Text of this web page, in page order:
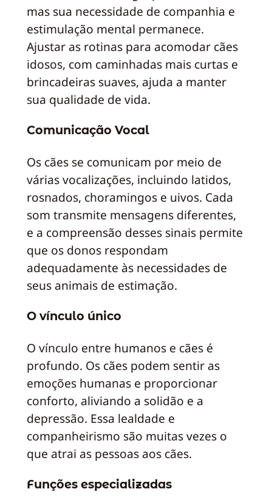
mas sua necessidade de companhia e
estimulação mental permanece.
Ajustar as rotinas para acomodar cães
idosos, com caminhadas mais curtas e
brincadeiras suaves, ajuda a manter
sua qualidade de vida.
Comunicação Vocal
Os cães se comunicam por meio de
várias vocalizações, incluindo latidos,
rosnados, choramingos e uivos. Cada
som transmite mensagens diferentes,
e a compreensão desses sinais permite
que os donos respondam
adequadamente às necessidades de
seus animais de estimação.
O vínculo único
O vínculo entre humanos e cães é
profundo. Os cães podem sentir as
emoções humanas e proporcionar
conforto, aliviando a solidão e a
depressão. Essa lealdade e
companheirismo são muitas vezes o
que atrai as pessoas aos cães.
Funções especializadas